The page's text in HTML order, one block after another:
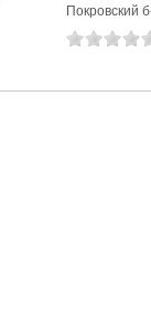
Покровский